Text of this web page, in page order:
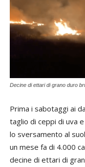
Decine di ettari di grano duro
Prima i sabotaggi ai
taglio di ceppi di uva
lo sversamento al
un mese fa di 4.000
decine di ettari di